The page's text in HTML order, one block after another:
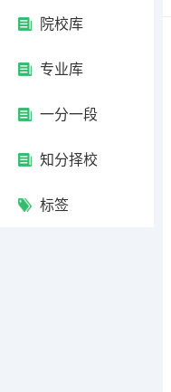
院校库
专业库
一分一段
知分择校
标签